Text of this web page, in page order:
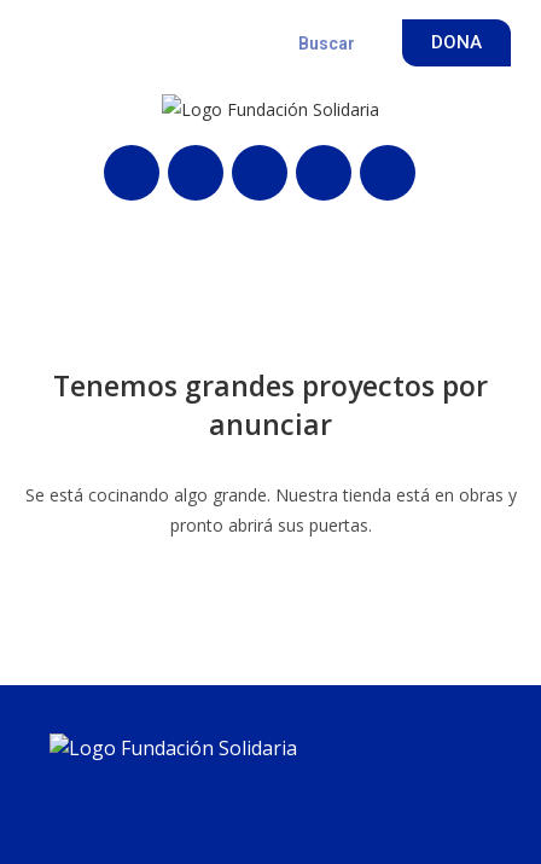
DONA
Tenemos grandes proyectos por
anunciar
Se está cocinando algo grande. Nuestra tienda está en obras y
pronto abrirá sus puertas.